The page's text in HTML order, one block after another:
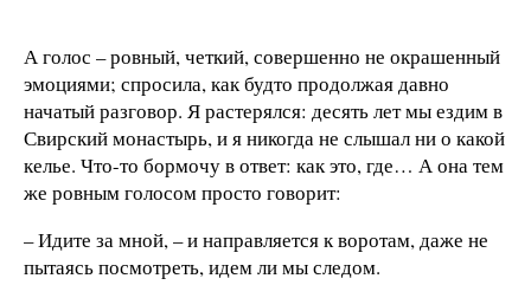
А голос – ровный, четкий, совершенно не окрашенный
эмоциями; спросила, как будто продолжая давно
начатый разговор. Я растерялся: десять лет мы ездим в
Свирский монастырь, и я никогда не слышал ни о какой
келье. Что-то бормочу в ответ: как это, где… А она тем
же ровным голосом просто говорит:
– Идите за мной, – и направляется к воротам, даже не
пытаясь посмотреть, идем ли мы следом.